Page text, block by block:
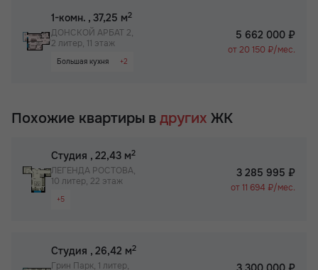
1-комн. , 37,25 м2
ДОНСКОЙ АРБАТ 2,
2 литер, 11 этаж
+2
Большая кухня
5 662 000 ₽
от 20 150 ₽/мес.
Похожие квартиры в других ЖК
Студия , 22,43 м2
ЛЕГЕНДА РОСТОВА,
10 литер, 22 этаж
+5
Паркинг
3 285 995 ₽
от 11 694 ₽/мес.
Студия , 26,42 м2
Грин Парк, 1 литер,